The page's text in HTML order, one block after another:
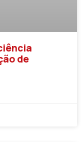
de